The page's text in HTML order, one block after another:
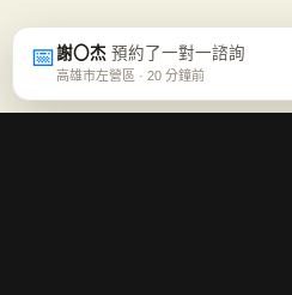
📅謝〇杰 預約了一對一諮詢
高雄市左營區 · 20 分鐘前